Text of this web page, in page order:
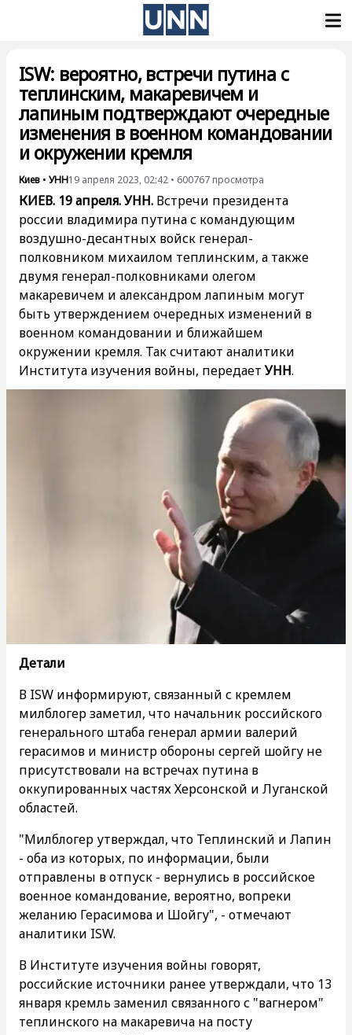
ISW: вероятно, встречи путина с
теплинским, макаревичем и
лапиным подтверждают очередные
изменения в военном командовании
и окружении кремля
Киев • УНН19 апреля 2023, 02:42 • 600767 просмотра
КИЕВ. 19 апреля. УНН. Встречи президента
россии владимира путина с командующим
воздушно-десантных войск генерал-
полковником михаилом теплинским, а также
двумя генерал-полковниками олегом
макаревичем и александром лапиным могут
быть утверждением очередных изменений в
военном командовании и ближайшем
окружении кремля. Так считают аналитики
Института изучения войны, передаетУНН.
Детали
В ISW информируют, связанный с кремлем
милблогер заметил, что начальник российского
генерального штаба генерал армии валерий
герасимов и министр обороны сергей шойгу не
присутствовали на встречах путина в
оккупированных частях Херсонской и Луганской
областей.
"Милблогер утверждал, что Теплинский и Лапин
- оба из которых, по информации, были
отправлены в отпуск - вернулись в российское
военное командование, вероятно, вопреки
желанию Герасимова и Шойгу", - отмечают
аналитики ISW.
В Институте изучения войны говорят,
российские источники ранее утверждали, что 13
января кремль заменил связанного с "вагнером"
теплинского на макаревича на посту